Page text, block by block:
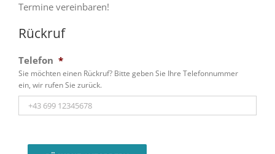
Termine vereinbaren!
Rückruf
Telefon *
Sie möchten einen Rückruf? Bitte geben Sie Ihre Telefonnummer
ein, wir rufen Sie zurück.